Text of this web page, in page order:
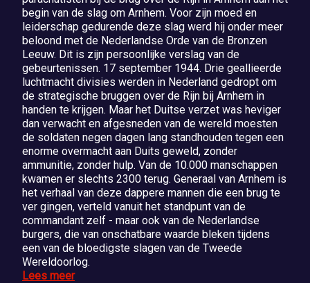
begin van de slag om Arnhem. Voor zijn moed en
leiderschap gedurende deze slag werd hij onder meer
beloond met de Nederlandse Orde van de Bronzen
Leeuw. Dit is zijn persoonlijke verslag van de
gebeurtenissen. 17 september 1944. Drie geallieerde
luchtmacht divisies werden in Nederland gedropt om
de strategische bruggen over de Rijn bij Arnhem in
handen te krijgen. Maar het Duitse verzet was heviger
dan verwacht en afgesneden van de wereld moesten
de soldaten negen dagen lang standhouden tegen een
enorme overmacht aan Duits geweld, zonder
ammunitie, zonder hulp. Van de 10.000 manschappen
kwamen er slechts 2300 terug. Generaal van Arnhem is
het verhaal van deze dappere mannen die een brug te
ver gingen, verteld vanuit het standpunt van de
commandant zelf - maar ook van de Nederlandse
burgers, die van onschatbare waarde bleken tijdens
een van de bloedigste slagen van de Tweede
Wereldoorlog.
Lees meer